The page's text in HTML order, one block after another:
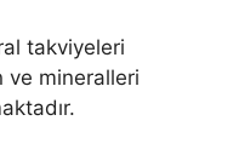
takviyeleri
ve mineralleri